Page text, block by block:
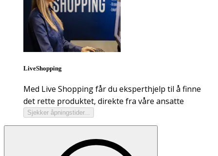
LiveShopping
Med Live Shopping får du eksperthjelp til å finne
det rette produktet, direkte fra våre ansatte
Sjekker åpningstider...